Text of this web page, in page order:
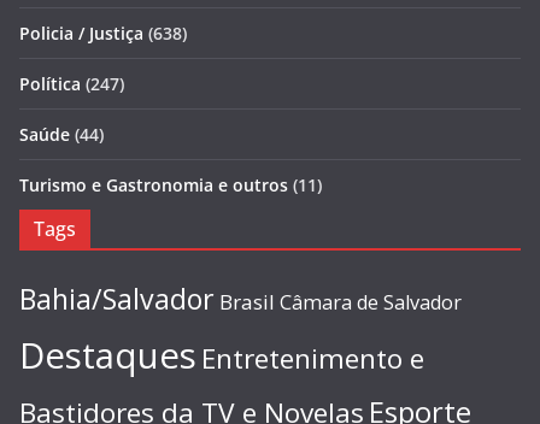
Policia / Justiça (638)
Política (247)
Saúde (44)
Turismo e Gastronomia e outros (11)
Tags
Bahia/Salvador Brasil Câmara de Salvador
Destaques Entretenimento e
Bastidores da TV e Novelas Esporte